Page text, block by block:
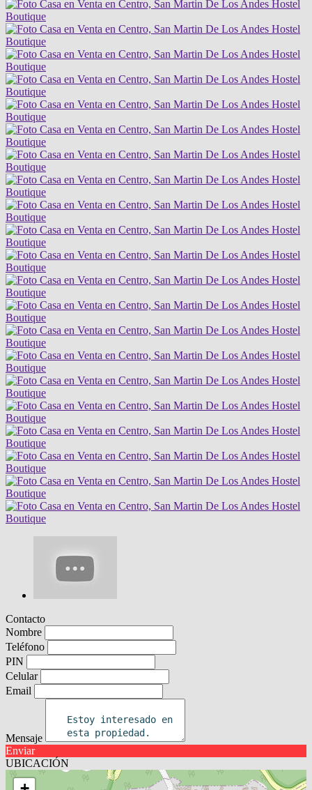
Contacto
Nombre
Teléfono
PIN
Celular
Email
Mensaje
Enviar
UBICACIÓN